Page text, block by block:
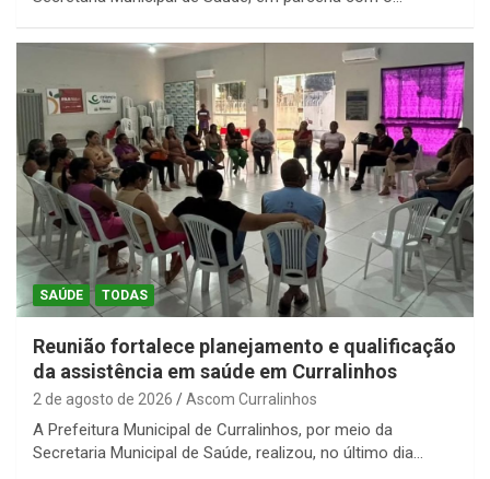
SAÚDE TODAS
Reunião fortalece planejamento e qualificação
da assistência em saúde em Curralinhos
2 de agosto de 2026 Ascom Curralinhos
A Prefeitura Municipal de Curralinhos, por meio da
Secretaria Municipal de Saúde, realizou, no último dia…